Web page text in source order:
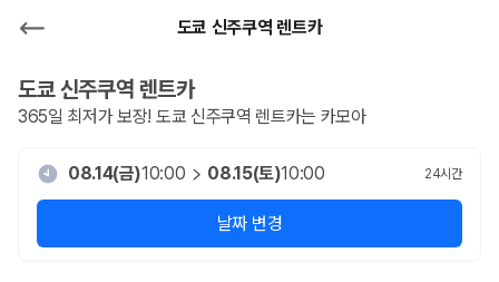
도쿄 신주쿠역 렌트카
도쿄 신주쿠역 렌트카
365일 최저가 보장! 도쿄 신주쿠역 렌트카는 카모아
08.14(금)10:00 08.15(토)10:00 24시간
날짜 변경